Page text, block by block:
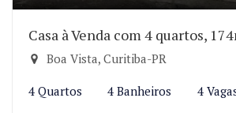
Casa à Venda com 4 quartos,
Boa Vista, Curitiba-PR
4 Quartos 4 Banheiros 4